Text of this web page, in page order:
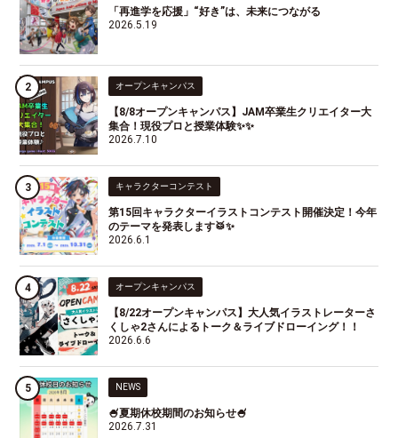
「再進学を応援」“好き”は、未来につながる
2026.5.19
オープンキャンパス
【8/8オープンキャンパス】JAM卒業生クリエイター大
集合！現役プロと授業体験✨✨
2026.7.10
キャラクターコンテスト
第15回キャラクターイラストコンテスト開催決定！今年
のテーマを発表します🥁✨
2026.6.1
オープンキャンパス
【8/22オープンキャンパス】大人気イラストレーターさ
くしゃ2さんによるトーク＆ライブドローイング！！
2026.6.6
NEWS
🍧夏期休校期間のお知らせ🍧
2026.7.31